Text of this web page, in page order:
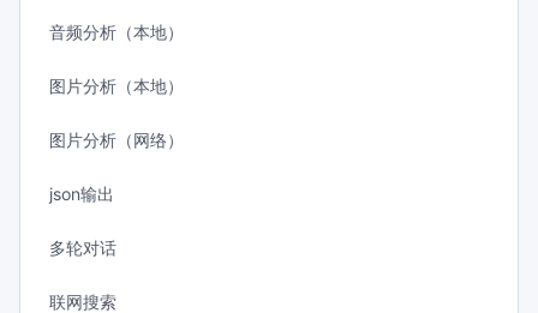
音频分析（本地）
图片分析（本地）
图片分析（网络）
json输出
多轮对话
联网搜索